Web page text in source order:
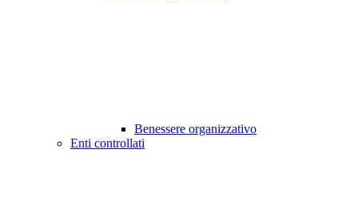
Benessere organizzativo
Enti controllati